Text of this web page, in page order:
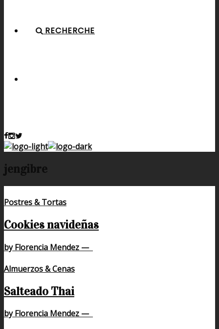
RECHERCHE
jengibre
Postres & Tortas
Cookies navideñas
by Florencia Mendez —
Almuerzos & Cenas
Salteado Thai
by Florencia Mendez —